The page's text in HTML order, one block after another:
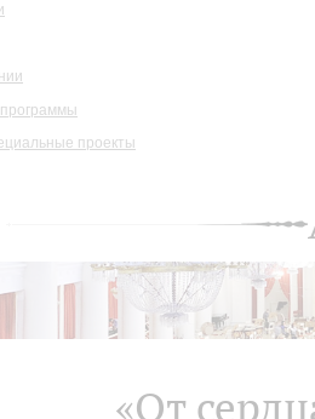
проекты
«От